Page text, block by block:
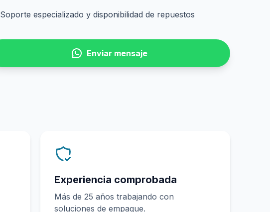
Soporte especializado y disponibilidad de repuestos
Enviar mensaje
Experiencia comprobada
Más de 25 años trabajando con
soluciones de empaque.